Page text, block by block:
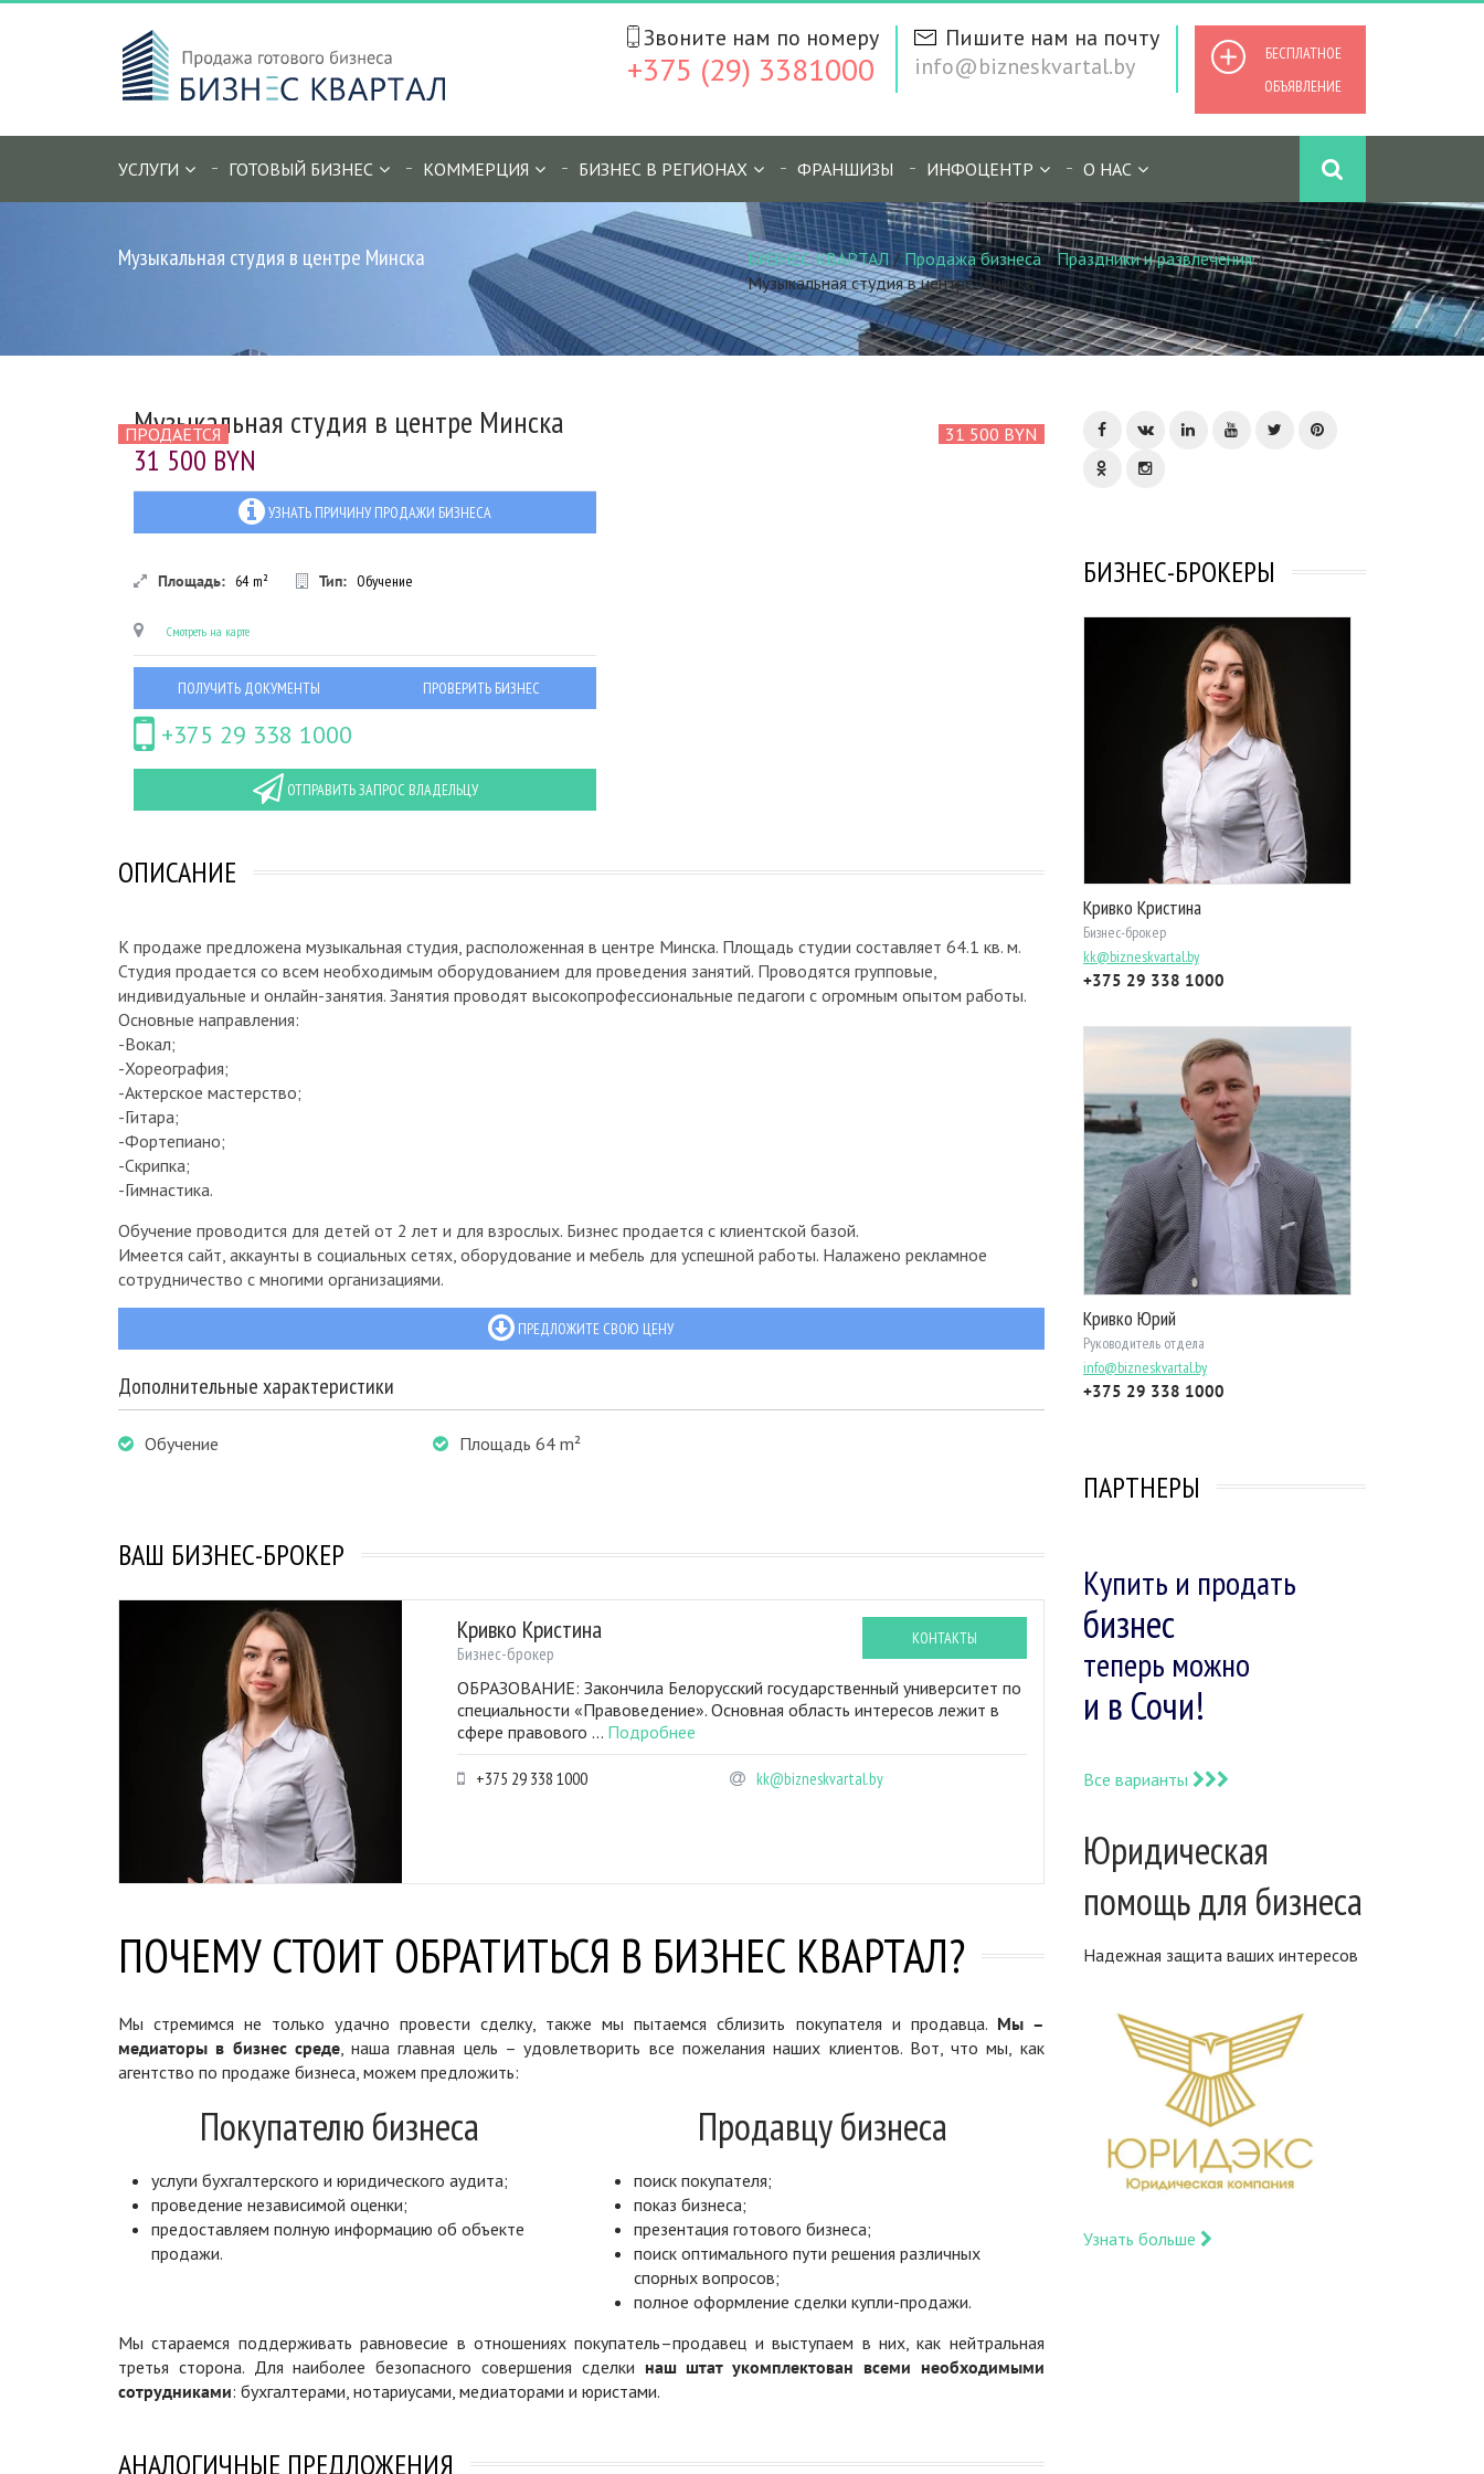
БЕСПЛАТНОЕ
ОБЪЯВЛЕНИЕ
Пишите нам на почту
info@bizneskvartal.by
Звоните нам по номеру
+375 (29) 3381000
УСЛУГИ ГОТОВЫЙ БИЗНЕС КОММЕРЦИЯ БИЗНЕС В РЕГИОНАХ ФРАНШИЗЫ ИНФОЦЕНТР О НАС
Музыкальная студия в центре Минска БИЗНЕС КВАРТАЛ / Продажа бизнеса/Праздники и развлечения/
Музыкальная студия в центре Минска
ПРОДАЕТСЯ 31 500 BYN
Музыкальная студия в центре Минска
31 500 BYN
УЗНАТЬ ПРИЧИНУ ПРОДАЖИ БИЗНЕСА
Площадь: 64 m² Тип: Обучение
Смотреть на карте
ПОЛУЧИТЬ ДОКУМЕНТЫ ПРОВЕРИТЬ БИЗНЕС
+375 29 338 1000
ОТПРАВИТЬ ЗАПРОС ВЛАДЕЛЬЦУ
ОПИСАНИЕ
К продаже предложена музыкальная студия, расположенная в центре Минска. Площадь студии составляет 64.1 кв. м.
Студия продается со всем необходимым оборудованием для проведения занятий. Проводятся групповые,
индивидуальные и онлайн-занятия. Занятия проводят высокопрофессиональные педагоги с огромным опытом работы.
Основные направления:
-Вокал;
-Хореография;
-Актерское мастерство;
-Гитара;
-Фортепиано;
-Скрипка;
-Гимнастика.
Обучение проводится для детей от 2 лет и для взрослых. Бизнес продается с клиентской базой.
Имеется сайт, аккаунты в социальных сетях, оборудование и мебель для успешной работы. Налажено рекламное
сотрудничество с многими организациями.
ПРЕДЛОЖИТЕ СВОЮ ЦЕНУ
Дополнительные характеристики
Обучение Площадь 64 m²
ВАШ БИЗНЕС-БРОКЕР
Кривко Кристина
Бизнес-брокер
КОНТАКТЫ
ОБРАЗОВАНИЕ: Закончила Белорусский государственный университет по
специальности «Правоведение». Основная область интересов лежит в
сфере правового ... Подробнее
+375 29 338 1000 kk@bizneskvartal.by
ПОЧЕМУ СТОИТ ОБРАТИТЬСЯ В БИЗНЕС КВАРТАЛ?
Мы стремимся не только удачно провести сделку, также мы пытаемся сблизить покупателя и продавца. Мы –
медиаторы в бизнес среде, наша главная цель – удовлетворить все пожелания наших клиентов. Вот, что мы, как
агентство по продаже бизнеса, можем предложить:
Покупателю бизнеса
услуги бухгалтерского и юридического аудита;
проведение независимой оценки;
предоставляем полную информацию об объекте
продажи.
Продавцу бизнеса
поиск покупателя;
показ бизнеса;
презентация готового бизнеса;
поиск оптимального пути решения различных
спорных вопросов;
полное оформление сделки купли-продажи.
Мы стараемся поддерживать равновесие в отношениях покупатель–продавец и выступаем в них, как нейтральная
третья сторона. Для наиболее безопасного совершения сделки наш штат укомплектован всеми необходимыми
сотрудниками: бухгалтерами, нотариусами, медиаторами и юристами.
АНАЛОГИЧНЫЕ ПРЕДЛОЖЕНИЯ
БИЗНЕС-БРОКЕРЫ
Кривко Кристина
Бизнес-брокер
kk@bizneskvartal.by
+375 29 338 1000
Кривко Юрий
Руководитель отдела
info@bizneskvartal.by
+375 29 338 1000
ПАРТНЕРЫ
Купить и продать
бизнес
теперь можно
и в Сочи!
Все варианты
Юридическая
помощь для бизнеса
Надежная защита ваших интересов
Узнать больше